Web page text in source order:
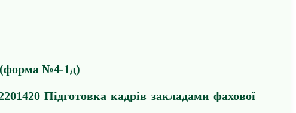
(форма №4-1д)
Підготовка кадрів закладами фахової